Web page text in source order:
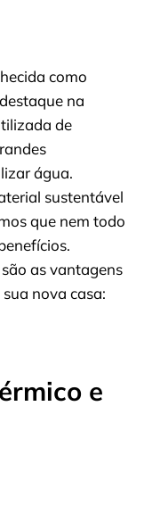
como
na
de
água.
sustentável
que nem todo
as vantagens
nova casa:
e